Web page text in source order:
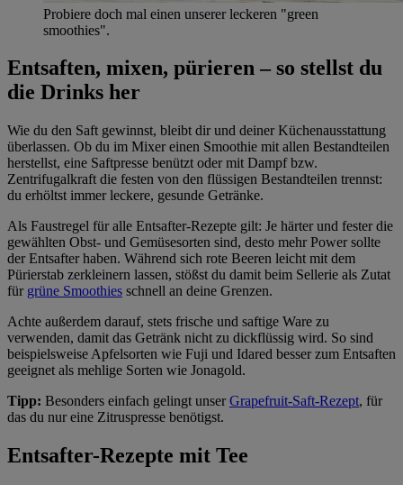
Probiere doch mal einen unserer leckeren "green
smoothies".
Entsaften, mixen, pürieren – so stellst du
die Drinks her
Wie du den Saft gewinnst, bleibt dir und deiner Küchenausstattung
überlassen. Ob du im Mixer einen Smoothie mit allen Bestandteilen
herstellst, eine Saftpresse benützt oder mit Dampf bzw.
Zentrifugalkraft die festen von den flüssigen Bestandteilen trennst:
du erhöltst immer leckere, gesunde Getränke.
Als Faustregel für alle Entsafter-Rezepte gilt: Je härter und fester die
gewählten Obst- und Gemüsesorten sind, desto mehr Power sollte
der Entsafter haben. Während sich rote Beeren leicht mit dem
Pürierstab zerkleinern lassen, stößst du damit beim Sellerie als Zutat
für grüne Smoothies schnell an deine Grenzen.
Achte außerdem darauf, stets frische und saftige Ware zu
verwenden, damit das Getränk nicht zu dickflüssig wird. So sind
beispielsweise Apfelsorten wie Fuji und Idared besser zum Entsaften
geeignet als mehlige Sorten wie Jonagold.
Tipp: Besonders einfach gelingt unserGrapefruit-Saft-Rezept, für
das du nur eine Zitruspresse benötigst.
Entsafter-Rezepte mit Tee